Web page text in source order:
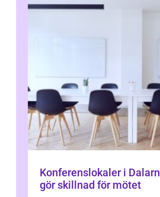
Konferenslokaler i
gör skillnad för mötet